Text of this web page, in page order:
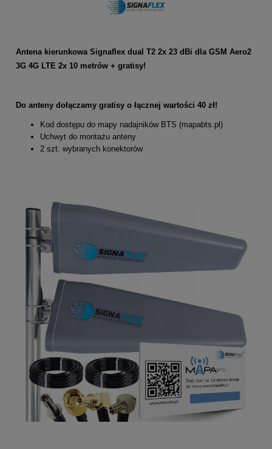
Antena kierunkowa Signaflex dual T2 2x 23 dBi dla GSM Aero2
3G 4G LTE 2x 10 metrów + gratisy!
Do anteny dołączamy gratisy o łącznej wartości 40 zł!
Kod dostępu do mapy nadajników BTS (mapabts.pl)
Uchwyt do montażu anteny
2 szt. wybranych konektorów